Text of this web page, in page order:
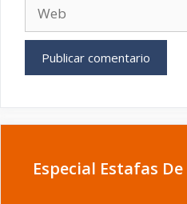
Especial Estafas